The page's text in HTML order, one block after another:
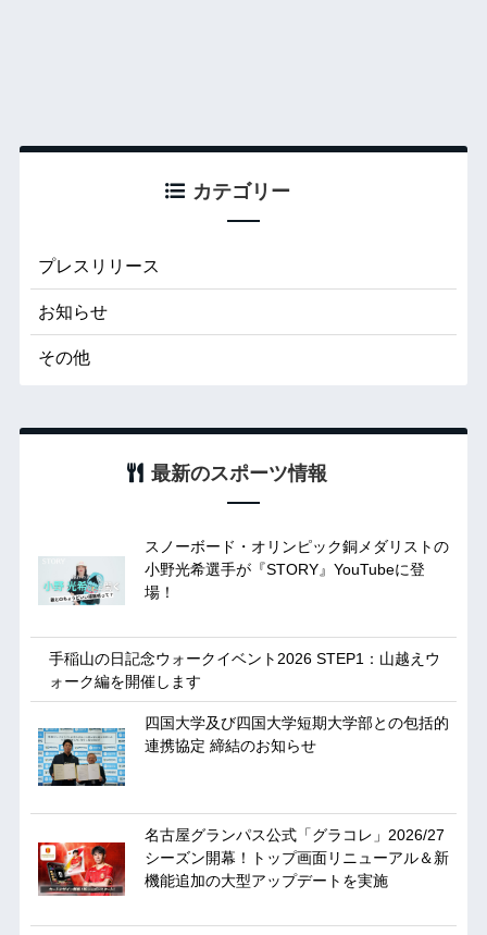
カテゴリー
プレスリリース
お知らせ
その他
最新のスポーツ情報
スノーボード・オリンピック銅メダリストの
小野光希選手が『STORY』YouTubeに登
場！
手稲山の日記念ウォークイベント2026 STEP1：山越えウ
ォーク編を開催します
四国大学及び四国大学短期大学部との包括的
連携協定 締結のお知らせ
名古屋グランパス公式「グラコレ」2026/27
シーズン開幕！トップ画面リニューアル＆新
機能追加の大型アップデートを実施